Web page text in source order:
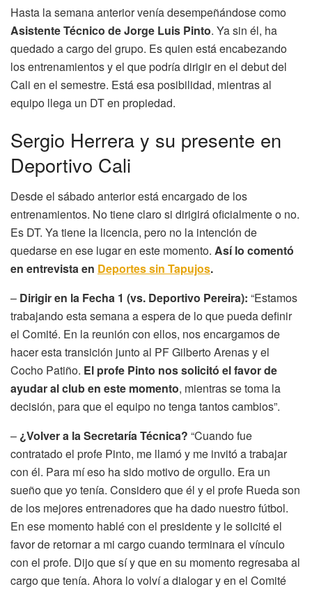
Hasta la semana anterior venía desempeñándose como
Asistente Técnico de Jorge Luis Pinto. Ya sin él, ha
quedado a cargo del grupo. Es quien está encabezando
los entrenamientos y el que podría dirigir en el debut del
Cali en el semestre. Está esa posibilidad, mientras al
equipo llega un DT en propiedad.
Sergio Herrera y su presente en
Deportivo Cali
Desde el sábado anterior está encargado de los
entrenamientos. No tiene claro si dirigirá oficialmente o no.
Es DT. Ya tiene la licencia, pero no la intención de
quedarse en ese lugar en este momento. Así lo comentó
en entrevista en Deportes sin Tapujos.
– Dirigir en la Fecha 1 (vs. Deportivo Pereira): “Estamos
trabajando esta semana a espera de lo que pueda definir
el Comité. En la reunión con ellos, nos encargamos de
hacer esta transición junto al PF Gilberto Arenas y el
Cocho Patiño. El profe Pinto nos solicitó el favor de
ayudar al club en este momento, mientras se toma la
decisión, para que el equipo no tenga tantos cambios”.
– ¿Volver a la Secretaría Técnica? “Cuando fue
contratado el profe Pinto, me llamó y me invitó a trabajar
con él. Para mí eso ha sido motivo de orgullo. Era un
sueño que yo tenía. Considero que él y el profe Rueda son
de los mejores entrenadores que ha dado nuestro fútbol.
En ese momento hablé con el presidente y le solicité el
favor de retornar a mi cargo cuando terminara el vínculo
con el profe. Dijo que sí y que en su momento regresaba al
cargo que tenía. Ahora lo volví a dialogar y en el Comité